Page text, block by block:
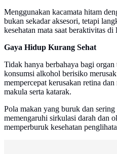
Menggunakan kacamata hitam
bukan sekadar aksesori, tetapi
kesehatan mata saat beraktivitas di
Gaya Hidup Kurang Sehat
Tidak hanya berbahaya bagi
konsumsi alkohol berisiko
mempercepat kerusakan retina
makula serta katarak.
Pola makan yang buruk dan sering
memengaruhi sirkulasi darah dan
memperburuk kesehatan